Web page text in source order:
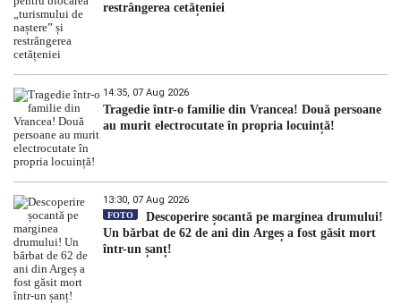
restrângerea cetățeniei
14:35, 07 Aug 2026
Tragedie într-o familie din Vrancea! Două persoane
au murit electrocutate în propria locuință!
13:30, 07 Aug 2026
FOTO
Descoperire șocantă pe marginea drumului!
Un bărbat de 62 de ani din Argeș a fost găsit mort
într-un șanț!